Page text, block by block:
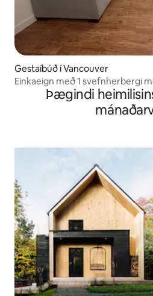
Gestaíbúð í Vancouver
Einkaeign með 1 svefnherbergi
Þægindi